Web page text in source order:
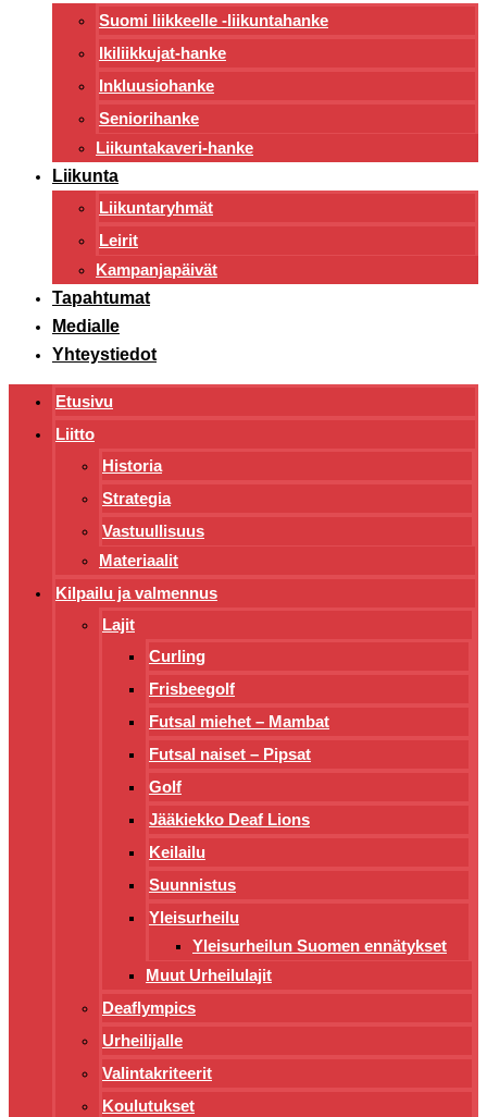
Suomi liikkeelle -liikuntahanke
Ikiliikkujat-hanke
Inkluusiohanke
Seniorihanke
Liikuntakaveri-hanke
Liikunta
Liikuntaryhmät
Leirit
Kampanjapäivät
Tapahtumat
Medialle
Yhteystiedot
Etusivu
Liitto
Historia
Strategia
Vastuullisuus
Materiaalit
Kilpailu ja valmennus
Lajit
Curling
Frisbeegolf
Futsal miehet – Mambat
Futsal naiset – Pipsat
Golf
Jääkiekko Deaf Lions
Keilailu
Suunnistus
Yleisurheilu
Yleisurheilun Suomen ennätykset
Muut Urheilulajit
Deaflympics
Urheilijalle
Valintakriteerit
Koulutukset